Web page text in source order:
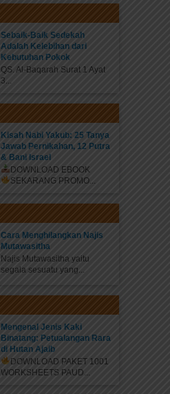
Sebaik-Baik Sedekah
Adalah Kelebihan dari
Kebutuhan Pokok
QS. Al-Baqarah Surat 1 Ayat
3...
Kisah Nabi Yakub: 25 Tanya
Jawab Pernikahan, 12 Putra
& Bani Israel
DOWNLOAD EBOOK
SEKARANG PROMO...
Cara Menghilangkan Najis
Mutawasitha
Najis Mutawasitha yaitu
segala sesuatu yang...
Mengenal Jenis Kaki
Binatang: Petualangan Rara
di Hutan Ajaib
DOWNLOAD PAKET 1001
WORKSHEETS PAUD...